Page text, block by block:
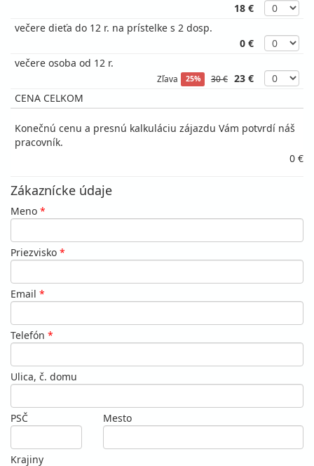
18 €
večere dieťa do 12 r. na prístelke s 2 dosp.
0 €
večere osoba od 12 r.
Zľava 25% 30 € 23 €
CENA CELKOM
Konečnú cenu a presnú kalkuláciu zájazdu Vám potvrdí náš
pracovník.
0 €
Zákaznícke údaje
Meno *
Priezvisko *
Email *
Telefón *
Ulica, č. domu
PSČ Mesto
Krajiny